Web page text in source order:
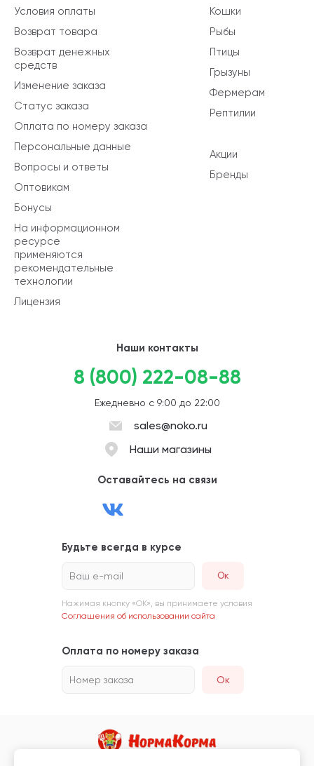
Кошки
Рыбы
Птицы
Грызуны
Фермерам
Рептилии
Акции
Бренды
Условия оплаты
Возврат товара
Возврат денежных
средств
Изменение заказа
Статус заказа
Оплата по номеру заказа
Персональные данные
Вопросы и ответы
Оптовикам
Бонусы
На информационном
ресурсе
применяются
рекомендательные
технологии
Лицензия
Наши контакты
8 (800) 222-08-88
Ежедневно с 9:00 до 22:00
sales@noko.ru
Наши магазины
Оставайтесь на связи
Будьте всегда в курсе
Ваш e-mail
Нажимая кнопку «ОК», вы принимаете условия
Соглашения об использовании сайта
Оплата по номеру заказа
Номер заказа Ок